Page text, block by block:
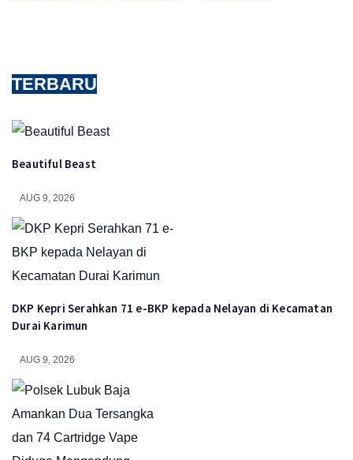
TERBARU
Beautiful Beast
AUG 9, 2026
DKP Kepri Serahkan 71 e-BKP kepada Nelayan di Kecamatan
Durai Karimun
AUG 9, 2026